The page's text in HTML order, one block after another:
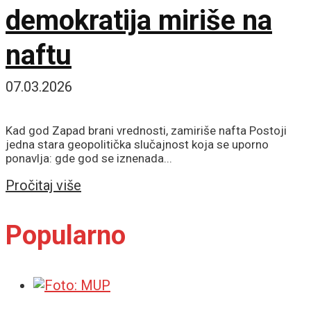
demokratija miriše na
naftu
07.03.2026
Kad god Zapad brani vrednosti, zamiriše nafta Postoji
jedna stara geopolitička slučajnost koja se uporno
ponavlja: gde god se iznenada...
Pročitaj više
Popularno